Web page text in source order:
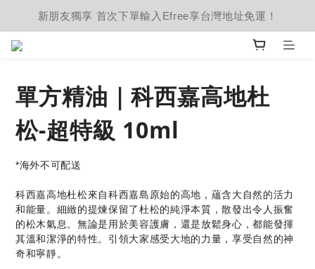
新朋友獨享 首次下單輸入Efree享台灣地址免運！
單方精油｜科西嘉高地杜
松-超特級 10ml
*海外不可配送
科西嘉高地杜松來自科西嘉島原始的高地，蘊含大自然的活力
和能量。細緻的提煉保留了杜松的純淨本質，散發出令人振奮
的松木氣息。無論是用於美容護膚，還是放鬆身心，都能發揮
其溫和潔淨的特性。引領大家感受大地的力量，享受自然的神
奇和寧靜。